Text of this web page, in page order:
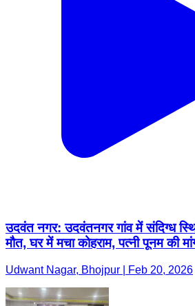
उदवंत नगर: उदवंतनगर गांव में संदिग्ध
मौत, घर में मचा कोहराम, पत्नी पूनम की
Udwant Nagar, Bhojpur | Feb 20, 2026